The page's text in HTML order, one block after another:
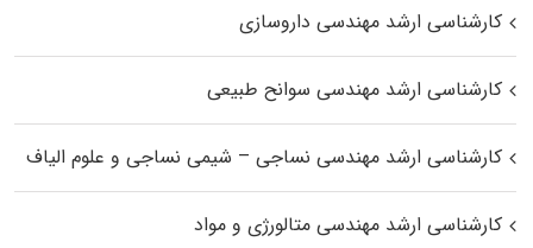
کارشناسی ارشد مهندسی داروسازی
کارشناسی ارشد مهندسی سوانح طبیعی
کارشناسی ارشد مهندسی نساجی – شیمی نساجی و علوم الیاف
کارشناسی ارشد مهندسی متالورژی و مواد